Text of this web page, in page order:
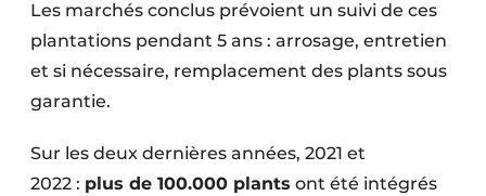
Les marchés conclus prévoient un suivi de ces
plantations pendant 5 ans : arrosage, entretien
et si nécessaire, remplacement des plants sous
garantie.
Sur les deux dernières années, 2021 et
2022 : plus de 100.000 plants ont été intégrés